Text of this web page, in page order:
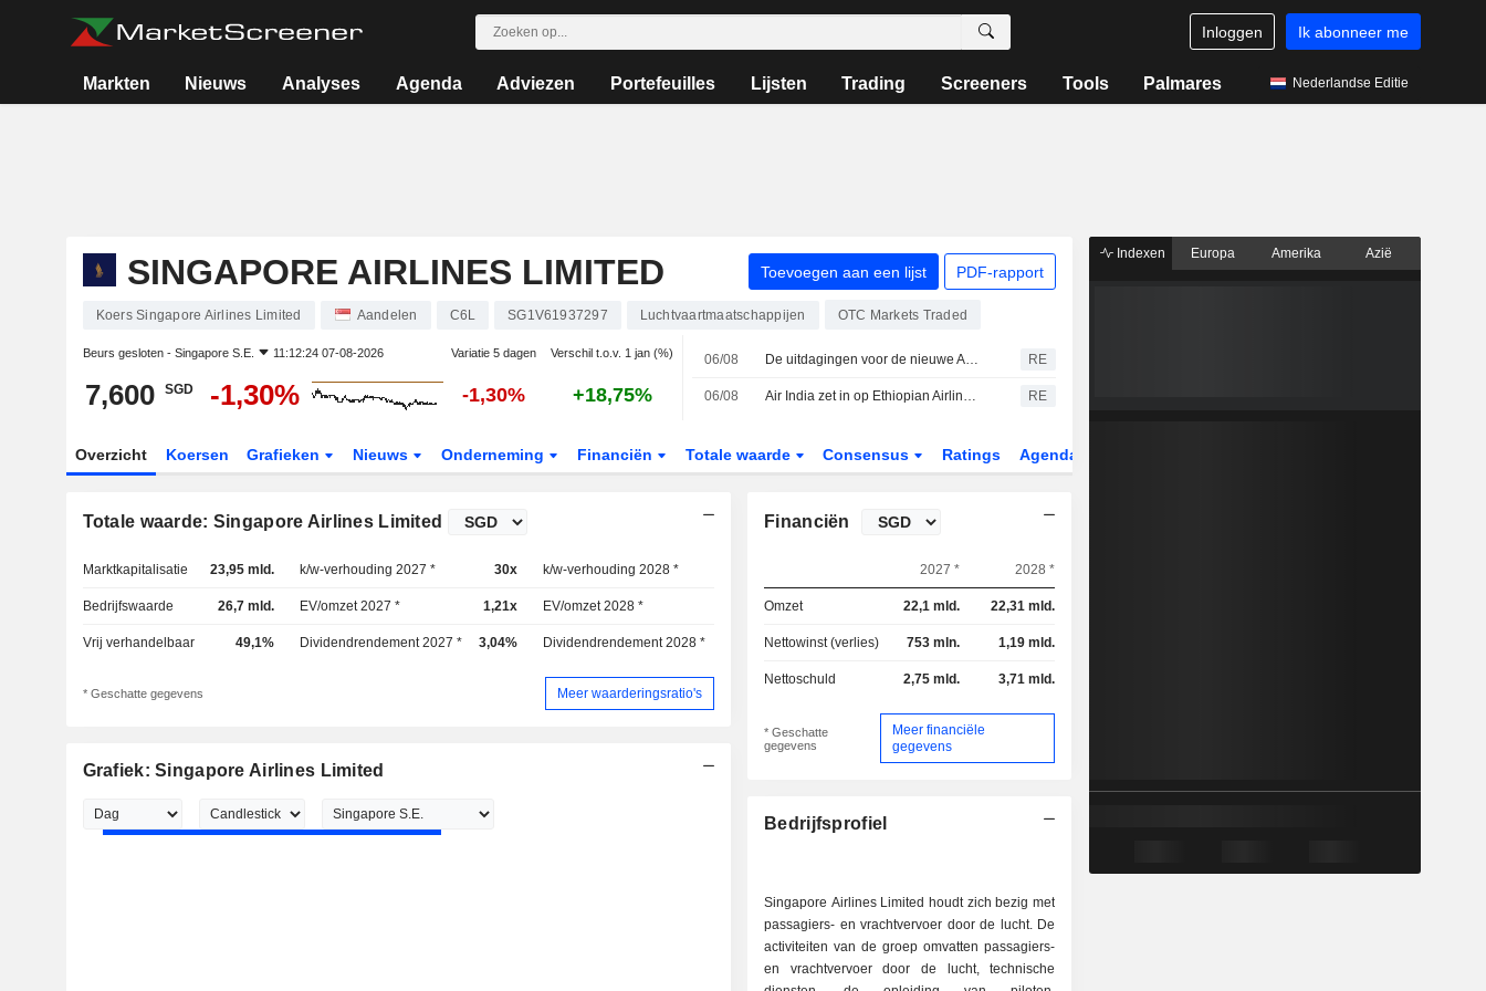
Inloggen Ik abonneer me
Markten Nieuws Analyses Agenda Adviezen Portefeuilles Lijsten Trading Screeners Tools Palmares Nederlandse Editie
SINGAPORE AIRLINES LIMITED Toevoegen aan een lijst PDF-rapport
Koers Singapore Airlines Limited Aandelen C6L SG1V61937297 Luchtvaartmaatschappijen OTC Markets Traded
Beurs gesloten - Singapore S.E. 11:12:24 07-08-2026 Variatie 5 dagen Verschil t.o.v. 1 jan (%)
7,600 SGD -1,30% -1,30% +18,75%
06/08 De uitdagingen voor de nieuwe Air India-topman Tewolde Gebremariam RE
06/08 Air India zet in op Ethiopian Airlines-veteraan Tewolde voor moeizame doorstart RE
Overzicht Koersen Grafieken Nieuws Onderneming Financiën Totale waarde Consensus Ratings Agenda
Totale waarde: Singapore Airlines Limited
Marktkapitalisatie 23,95 mld. k/w-verhouding 2027 * 30x k/w-verhouding 2028 *
Bedrijfswaarde 26,7 mld. EV/omzet 2027 * 1,21x EV/omzet 2028 *
Vrij verhandelbaar 49,1% Dividendrendement 2027 * 3,04% Dividendrendement 2028 *
* Geschatte gegevens Meer waarderingsratio's
Grafiek: Singapore Airlines Limited
Financiën
2027 * 2028 *
Omzet 22,1 mld. 22,31 mld.
Nettowinst (verlies) 753 mln. 1,19 mld.
Nettoschuld 2,75 mld. 3,71 mld.
* Geschatte
gegevens
Meer financiële
gegevens
Bedrijfsprofiel
Singapore Airlines Limited houdt zich bezig met
passagiers- en vrachtvervoer door de lucht. De
activiteiten van de groep omvatten passagiers-
en vrachtvervoer door de lucht, technische
Indexen Europa Amerika Azië